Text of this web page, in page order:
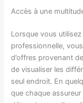
Accès à une
Lorsque vous
professionnelle,
d’offres provenant
de visualiser les
seul endroit. En
que chaque